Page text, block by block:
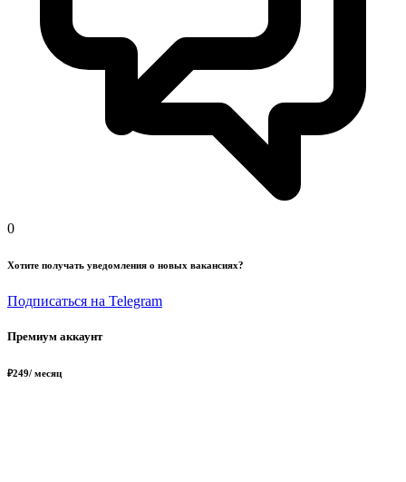
0
Хотите получать уведомления о новых вакансиях?
Подписаться на Telegram
Премиум аккаунт
₽249/ месяц